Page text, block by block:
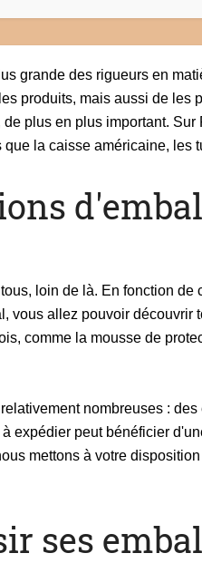
grande des rigueurs en
produits, mais aussi de les
plus en plus important.
la caisse américaine, les
loin de là. En fonction
vous allez pouvoir découvrir
comme la mousse de
nombreuses :
expédier peut bénéficier
mettons à votre
ses